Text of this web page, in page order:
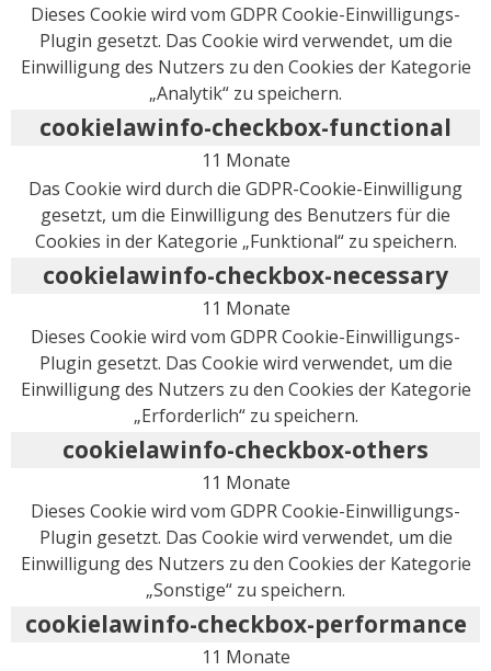
Dieses Cookie wird vom GDPR Cookie-Einwilligungs-
Plugin gesetzt. Das Cookie wird verwendet, um die
Einwilligung des Nutzers zu den Cookies der Kategorie
„Analytik“ zu speichern.
cookielawinfo-checkbox-functional
11 Monate
Das Cookie wird durch die GDPR-Cookie-Einwilligung
gesetzt, um die Einwilligung des Benutzers für die
Cookies in der Kategorie „Funktional“ zu speichern.
cookielawinfo-checkbox-necessary
11 Monate
Dieses Cookie wird vom GDPR Cookie-Einwilligungs-
Plugin gesetzt. Das Cookie wird verwendet, um die
Einwilligung des Nutzers zu den Cookies der Kategorie
„Erforderlich“ zu speichern.
cookielawinfo-checkbox-others
11 Monate
Dieses Cookie wird vom GDPR Cookie-Einwilligungs-
Plugin gesetzt. Das Cookie wird verwendet, um die
Einwilligung des Nutzers zu den Cookies der Kategorie
„Sonstige“ zu speichern.
cookielawinfo-checkbox-performance
11 Monate